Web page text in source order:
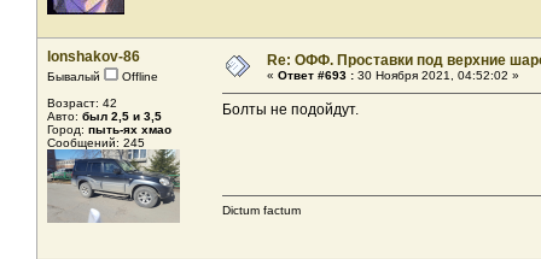
lonshakov-86
Бывалый
Offline
Возраст: 42
Авто: был 2,5 и 3,5
Город: пыть-ях хмао
Сообщений: 245
Re: ОФФ. Проставки под верхние
« Ответ #693 : 30 Ноября 2021, 04:52:02 »
Болты не подойдут.
Dictum factum